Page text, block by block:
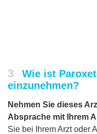
3
Wie ist
einzunehmen?
Nehmen Sie dieses
Absprache mit Ihrem
Sie bei Ihrem Arzt oder